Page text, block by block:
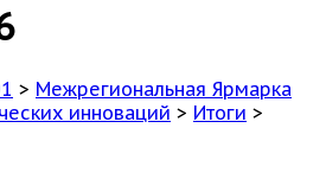
> Межрегиональная Ярмарка
инноваций > Итоги >